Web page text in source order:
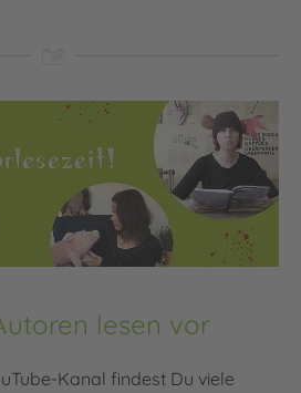
lesen vor
Kanal findest Du viele